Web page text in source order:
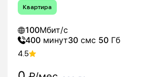
Квартира
100Мбит/с
400 минут30 смс 50 Гб
4.5